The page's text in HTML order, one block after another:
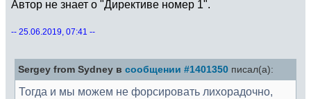
Автор не знает о "Директиве номер 1".
-- 25.06.2019, 07:41 --
Sergey from Sydney в сообщении #1401350 писал(а):
Тогда и мы можем не форсировать лихорадочно,